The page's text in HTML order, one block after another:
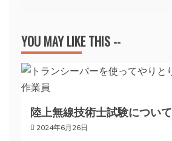
ゲ
ー
シ
YOU MAY LIKE THIS --
陸上無線技術士試験について
2024年6月26日